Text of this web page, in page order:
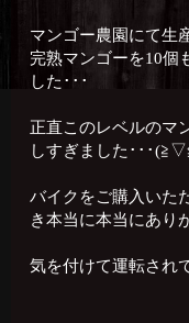
マンゴー農園にて生
完熟マンゴーを10個
した･･･
正直このレベルのマ
しすぎました･･･
バイクをご購入いた
き本当に本当にあり
気を付けて運転され